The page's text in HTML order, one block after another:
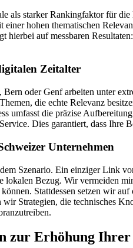
als starker Rankingfaktor für
hohen thematischen
hierbei auf messbaren
Zeitalter
oder Genf arbeiten unter
die echte Relevanz
umfasst die präzise
Service. Dies garantiert, dass Ihre
Unternehmen
Szenario. Ein einziger Link
lokalen Bezug. Wir vermeiden
Stattdessen setzen wir
wir Strategien, die technisches
zur Erhöhung